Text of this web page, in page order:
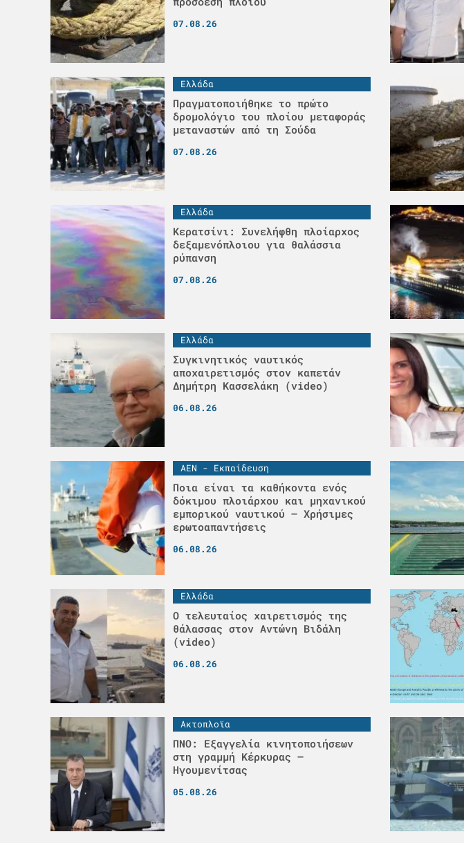
07.08.26
Ελλάδα
Πραγματοποιήθηκε το πρώτο
δρομολόγιο του πλοίου μεταφοράς
μεταναστών από τη Σούδα
07.08.26
Ελλάδα
Κερατσίνι: Συνελήφθη πλοίαρχος
δεξαμενόπλοιου για θαλάσσια
ρύπανση
07.08.26
Ελλάδα
Συγκινητικός ναυτικός
αποχαιρετισμός στον καπετάν
Δημήτρη Κασσελάκη (video)
06.08.26
ΑΕΝ - Εκπαίδευση
Ποια είναι τα καθήκοντα ενός
δόκιμου πλοιάρχου και μηχανικού
εμπορικού ναυτικού – Χρήσιμες
ερωτοαπαντήσεις
06.08.26
Ελλάδα
Ο τελευταίος χαιρετισμός της
θάλασσας στον Αντώνη Βιδάλη
(video)
06.08.26
Ακτοπλοϊα
ΠΝΟ: Εξαγγελία κινητοποιήσεων
στη γραμμή Κέρκυρας –
Ηγουμενίτσας
05.08.26